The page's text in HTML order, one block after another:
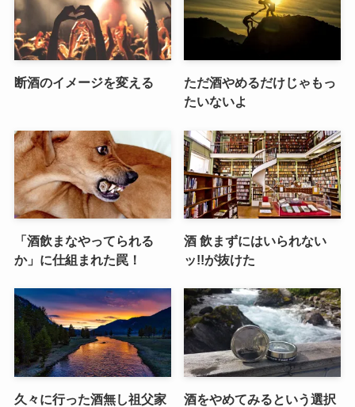
断酒のイメージを変える
ただ酒やめるだけじゃもっ
たいないよ
「酒飲まなやってられる
か」に仕組まれた罠！
酒 飲まずにはいられない
ッ!!が抜けた
久々に行った酒無し祖父家
酒をやめてみるという選択